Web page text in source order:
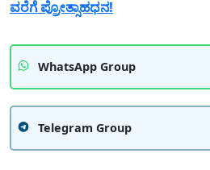
ವರೆಗೆ ಪ್ರೋತ್ಸಾಹಧನ!
WhatsApp Group
Telegram Group